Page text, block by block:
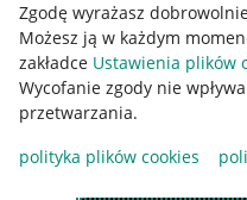
Zgodę wyrażasz
Możesz ją w każdym
zakładce Ustawienia plików
Wycofanie zgody nie
przetwarzania.
polityka plików cookies
Pobierz aplikację